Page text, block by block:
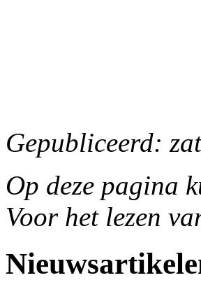
Gepubliceerd:
Op deze pagina
Voor het lezen